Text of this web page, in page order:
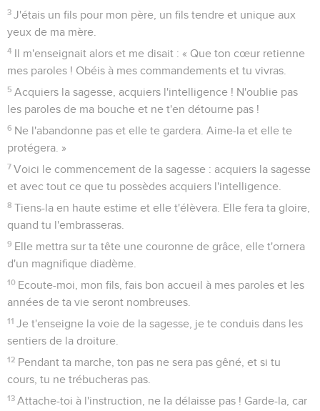
3 J'étais un fils pour mon père, un fils tendre et unique aux
yeux de ma mère.
4 Il m'enseignait alors et me disait : « Que ton cœur retienne
mes paroles ! Obéis à mes commandements et tu vivras.
5 Acquiers la sagesse, acquiers l'intelligence ! N'oublie pas
les paroles de ma bouche et ne t'en détourne pas !
6 Ne l'abandonne pas et elle te gardera. Aime-la et elle te
protégera. »
7 Voici le commencement de la sagesse : acquiers la sagesse
et avec tout ce que tu possèdes acquiers l'intelligence.
8 Tiens-la en haute estime et elle t'élèvera. Elle fera ta gloire,
quand tu l'embrasseras.
9 Elle mettra sur ta tête une couronne de grâce, elle t'ornera
d'un magnifique diadème.
10 Ecoute-moi, mon fils, fais bon accueil à mes paroles et les
années de ta vie seront nombreuses.
11 Je t'enseigne la voie de la sagesse, je te conduis dans les
sentiers de la droiture.
12 Pendant ta marche, ton pas ne sera pas gêné, et si tu
cours, tu ne trébucheras pas.
13 Attache-toi à l'instruction, ne la délaisse pas ! Garde-la, car